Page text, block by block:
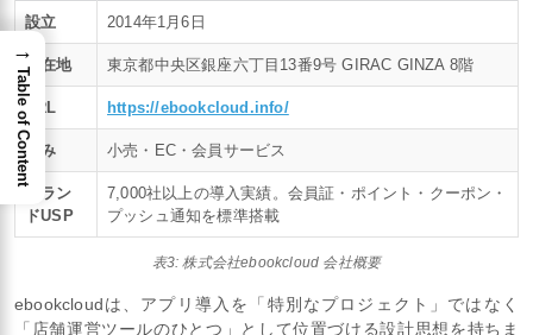
設立 2014年1月6日
所在地 東京都中央区銀座六丁目13番9号 GIRAC GINZA 8階
URL https://ebookcloud.info/
強み 小売・EC・会員サービス
ブラン
ドUSP
7,000社以上の導入実績。会員証・ポイント・クーポン・
プッシュ通知を標準搭載
表3: 株式会社ebookcloud 会社概要
ebookcloudは、アプリ導入を「特別なプロジェクト」ではなく
「店舗運営ツールのひとつ」として位置づける設計思想を持ちま
→
Table of Content